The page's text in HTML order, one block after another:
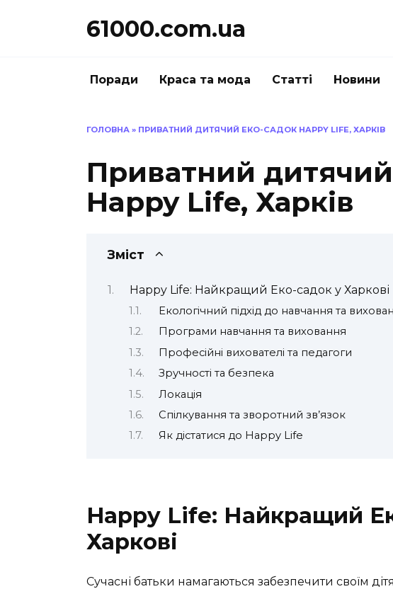
61000.com.ua
Поради Краса та мода Статті Новини
ГОЛОВНА » ПРИВАТНИЙ ДИТЯЧИЙ ЕКО-САДОК HAPPY LIFE, ХАРКІВ
Приватний
Happy Life, Харків
Зміст
Happy Life: Найкращий Еко-садок у Харкові
Екологічний підхід до навчання та
Програми навчання та виховання
Професійні вихователі та педагоги
Зручності та безпека
Локація
Спілкування та зворотний зв’язок
Як дістатися до Happy Life
Happy Life: Найкращий
Харкові
Сучасні батьки намагаються забезпечити своїм